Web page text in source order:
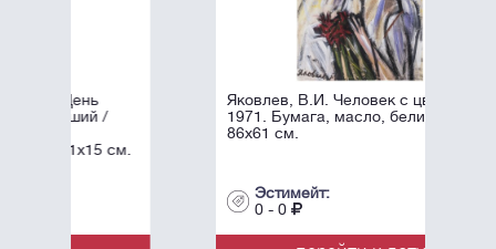
Яковлев, В.И. Человек с цветком. -
1971. Бумага, масло, белила. -